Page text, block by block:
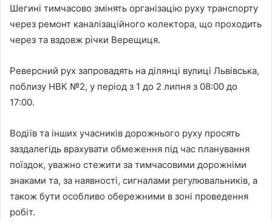
Шегині тимчасово змінять організацію руху транспорту
через ремонт каналізаційного колектора, що проходить
через та вздовж річки Верещиця.
Реверсний рух запровадять на ділянці вулиці Львівська,
поблизу НВК №2, у період з 1 до 2 липня з 08:00 до
17:00.
Водіїв та інших учасників дорожнього руху просять
заздалегідь врахувати обмеження під час планування
поїздок, уважно стежити за тимчасовими дорожніми
знаками та, за наявності, сигналами регулювальників, а
також бути особливо обережними в зоні проведення
робіт.